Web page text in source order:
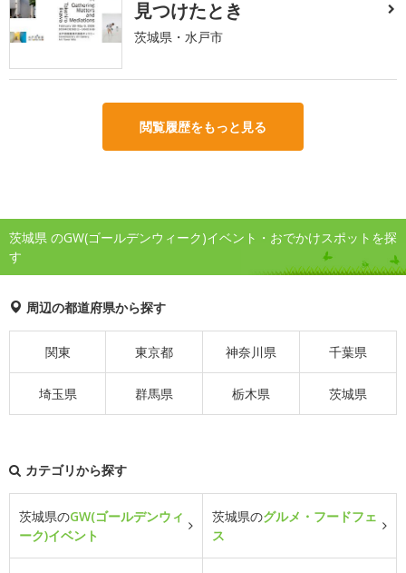
見つけたとき
茨城県・水戸市
閲覧履歴をもっと見る
茨城県 のGW(ゴールデンウィーク)イベント・おでかけスポットを探
す
周辺の都道府県から探す
関東 東京都 神奈川県 千葉県
埼玉県 群馬県 栃木県 茨城県
カテゴリから探す
茨城県のGW(ゴールデンウィ
ーク)イベント
茨城県のグルメ・フードフェ
ス